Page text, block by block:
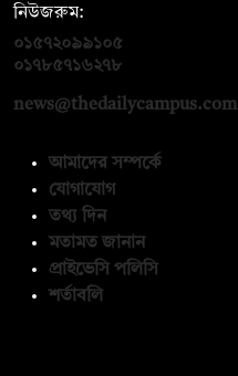
নিউজরুম:
০১৫৭২০৯৯১০৫
০১৭৮৫৭১৬২৭৮
news@thedailycampus.com
আমাদের সম্পর্কে
যোগাযোগ
তথ্য দিন
মতামত জানান
প্রাইভেসি পলিসি
শর্তাবলি